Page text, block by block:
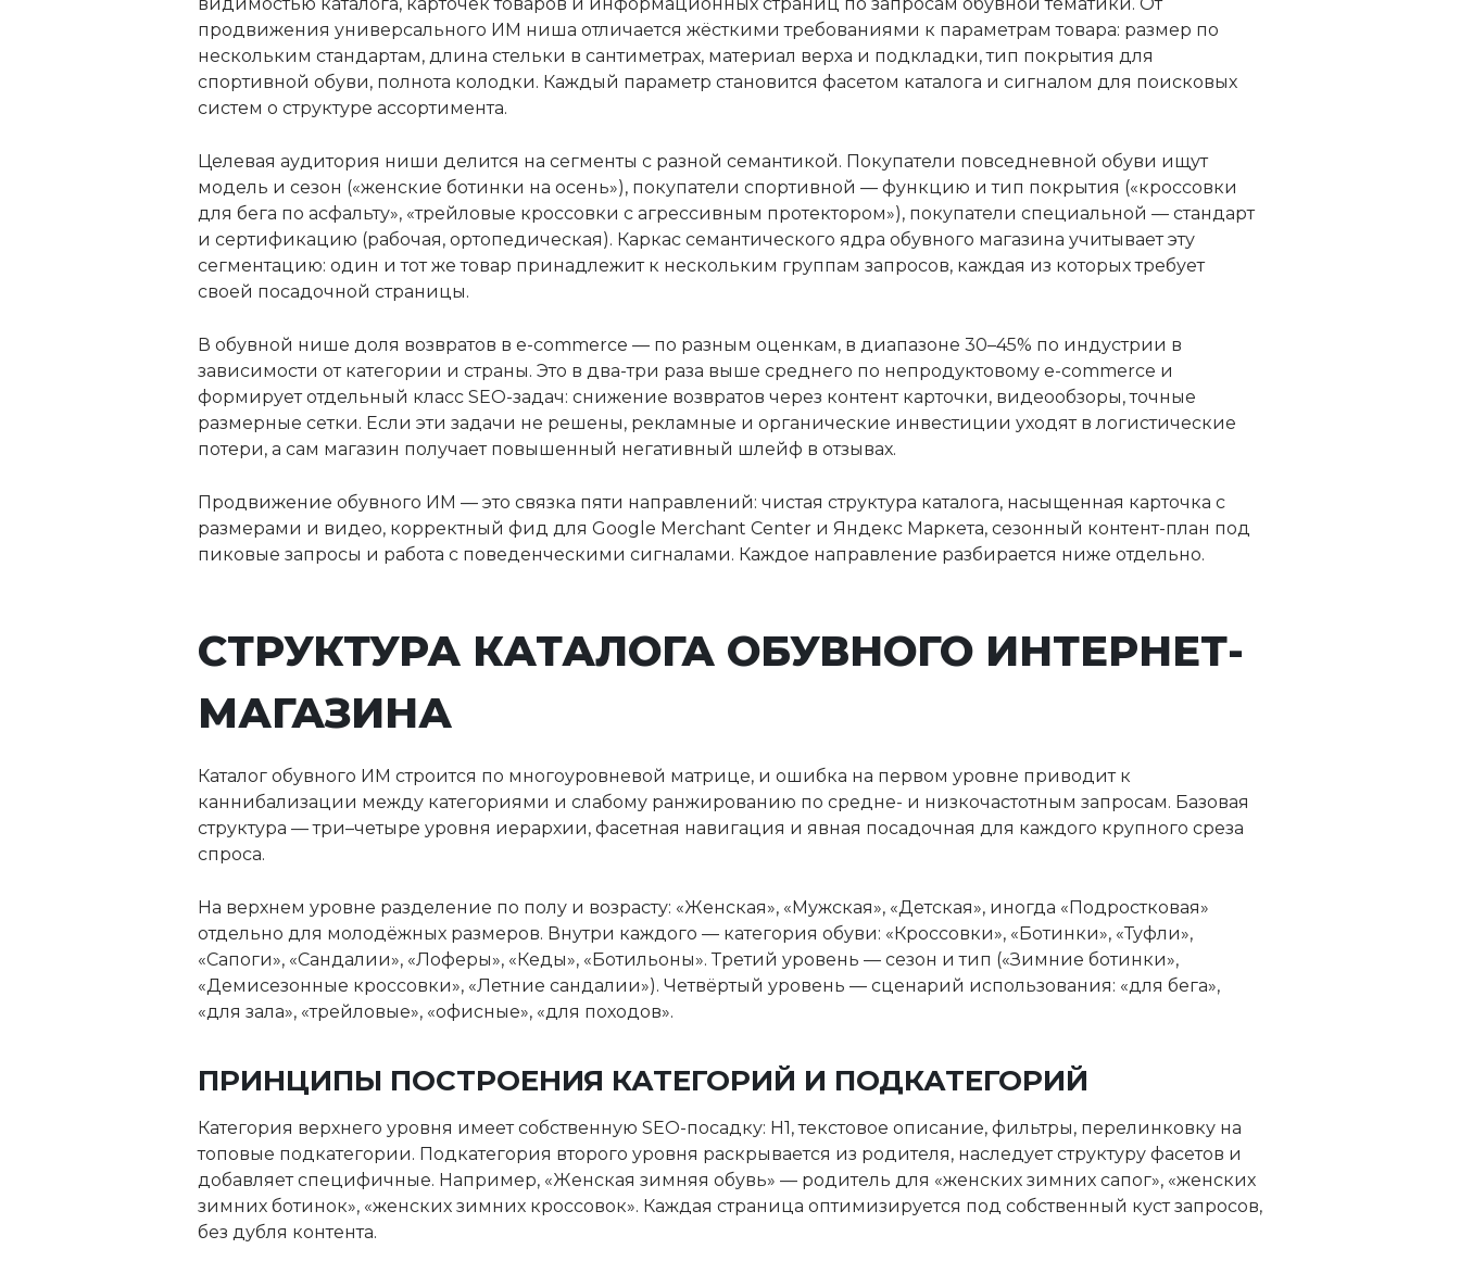
продвижения универсального ИМ ниша отличается жёсткими требованиями к параметрам товара: размер по
нескольким стандартам, длина стельки в сантиметрах, материал верха и подкладки, тип покрытия для
спортивной обуви, полнота колодки. Каждый параметр становится фасетом каталога и сигналом для поисковых
систем о структуре ассортимента.
Целевая аудитория ниши делится на сегменты с разной семантикой. Покупатели повседневной обуви ищут
модель и сезон («женские ботинки на осень»), покупатели спортивной — функцию и тип покрытия («кроссовки
для бега по асфальту», «трейловые кроссовки с агрессивным протектором»), покупатели специальной — стандарт
и сертификацию (рабочая, ортопедическая). Каркас семантического ядра обувного магазина учитывает эту
сегментацию: один и тот же товар принадлежит к нескольким группам запросов, каждая из которых требует
своей посадочной страницы.
В обувной нише доля возвратов в e-commerce — по разным оценкам, в диапазоне 30–45% по индустрии в
зависимости от категории и страны. Это в два-три раза выше среднего по непродуктовому e-commerce и
формирует отдельный класс SEO-задач: снижение возвратов через контент карточки, видеообзоры, точные
размерные сетки. Если эти задачи не решены, рекламные и органические инвестиции уходят в логистические
потери, а сам магазин получает повышенный негативный шлейф в отзывах.
Продвижение обувного ИМ — это связка пяти направлений: чистая структура каталога, насыщенная карточка с
размерами и видео, корректный фид для Google Merchant Center и Яндекс Маркета, сезонный контент-план под
пиковые запросы и работа с поведенческими сигналами. Каждое направление разбирается ниже отдельно.
СТРУКТУРА КАТАЛОГА ОБУВНОГО ИНТЕРНЕТ-
МАГАЗИНА
Каталог обувного ИМ строится по многоуровневой матрице, и ошибка на первом уровне приводит к
каннибализации между категориями и слабому ранжированию по средне- и низкочастотным запросам. Базовая
структура — три–четыре уровня иерархии, фасетная навигация и явная посадочная для каждого крупного среза
спроса.
На верхнем уровне разделение по полу и возрасту: «Женская», «Мужская», «Детская», иногда «Подростковая»
отдельно для молодёжных размеров. Внутри каждого — категория обуви: «Кроссовки», «Ботинки», «Туфли»,
«Сапоги», «Сандалии», «Лоферы», «Кеды», «Ботильоны». Третий уровень — сезон и тип («Зимние ботинки»,
«Демисезонные кроссовки», «Летние сандалии»). Четвёртый уровень — сценарий использования: «для бега»,
«для зала», «трейловые», «офисные», «для походов».
ПРИНЦИПЫ ПОСТРОЕНИЯ КАТЕГОРИЙ И ПОДКАТЕГОРИЙ
Категория верхнего уровня имеет собственную SEO-посадку: H1, текстовое описание, фильтры, перелинковку на
топовые подкатегории. Подкатегория второго уровня раскрывается из родителя, наследует структуру фасетов и
добавляет специфичные. Например, «Женская зимняя обувь» — родитель для «женских зимних сапог», «женских
зимних ботинок», «женских зимних кроссовок». Каждая страница оптимизируется под собственный куст запросов,
без дубля контента.